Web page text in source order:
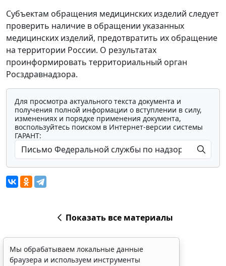
Субъектам обращения медицинских изделий следует
проверить наличие в обращении указанных
медицинских изделий, предотвратить их обращение
на территории России. О результатах
проинформировать территориальный орган
Росздравнадзора.
Для просмотра актуального текста документа и
получения полной информации о вступлении в силу,
изменениях и порядке применения документа,
воспользуйтесь поиском в Интернет-версии системы
ГАРАНТ:
Показать все материалы
Мы обрабатываем локальные данные
браузера и используем инструменты